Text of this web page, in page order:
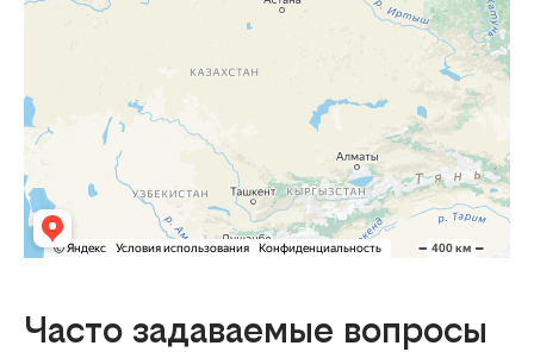
Часто задаваемые вопросы